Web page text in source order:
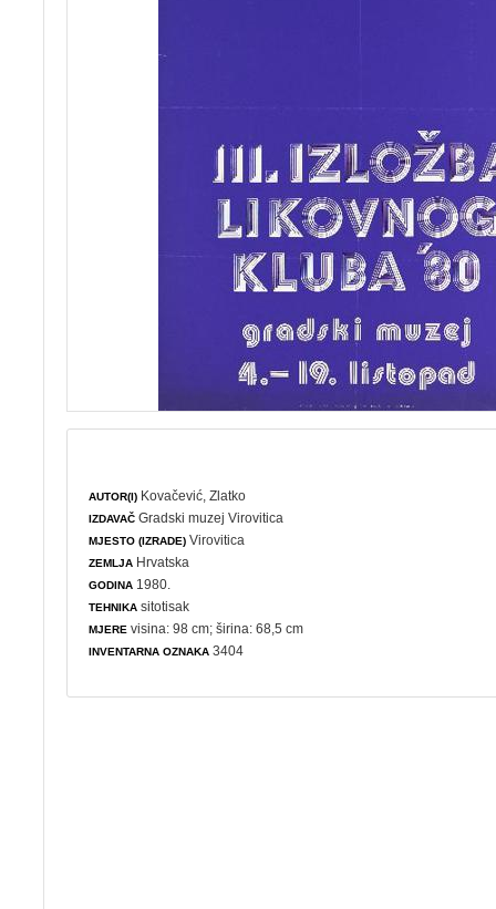
AUTOR(I) Kovačević, Zlatko
IZDAVAČ Gradski muzej Virovitica
MJESTO (IZRADE) Virovitica
ZEMLJA Hrvatska
GODINA 1980.
TEHNIKA sitotisak
MJERE visina: 98 cm; širina: 68,5 cm
INVENTARNA OZNAKA 3404